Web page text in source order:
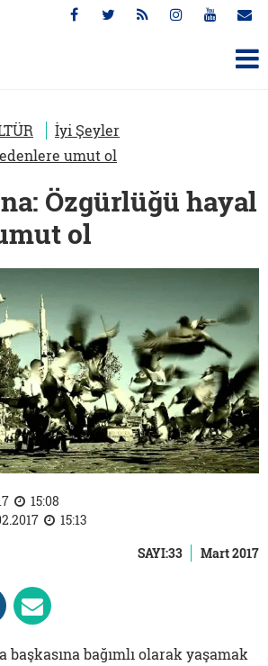
İyi Şeyler
umut ol
Özgürlüğü hayal
ol
15:08
15:13
SAYI:33 Mart 2017
başkasına bağımlı olarak yaşamak